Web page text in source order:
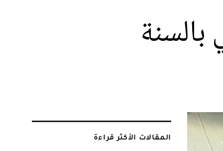
المقالات الأكثر قراءة